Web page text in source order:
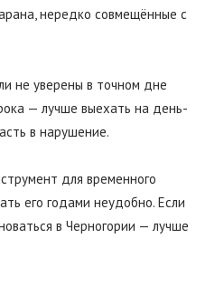
нередко совмещённые с
не уверены в точном дне
— лучше выехать на день-
в нарушение.
для временного
его годами неудобно. Если
в Черногории — лучше